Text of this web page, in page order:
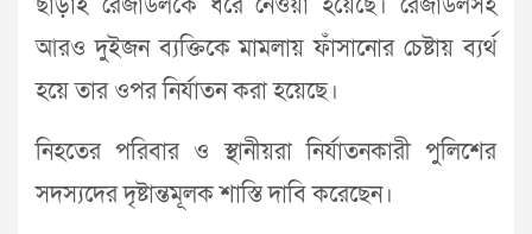
ছাড়াই রেজাউল‌কে ধ‌রে নেওয়া হ‌য়ে‌ছে। রেজাউ‌লসহ
আরও দুইজন ব্যক্তিকে মামলায় ফাঁসা‌নোর চেষ্টায় ব্যর্থ
হয়ে তার ওপর নির্যাতন করা হয়ে‌ছে।
নিহতের প‌রিবার ও স্থানীয়রা নির্যাতনকারী পু‌লি‌শের
সদস্যদের দৃষ্টান্তমূলক শা‌স্তি দাবি ক‌রে‌ছেন।